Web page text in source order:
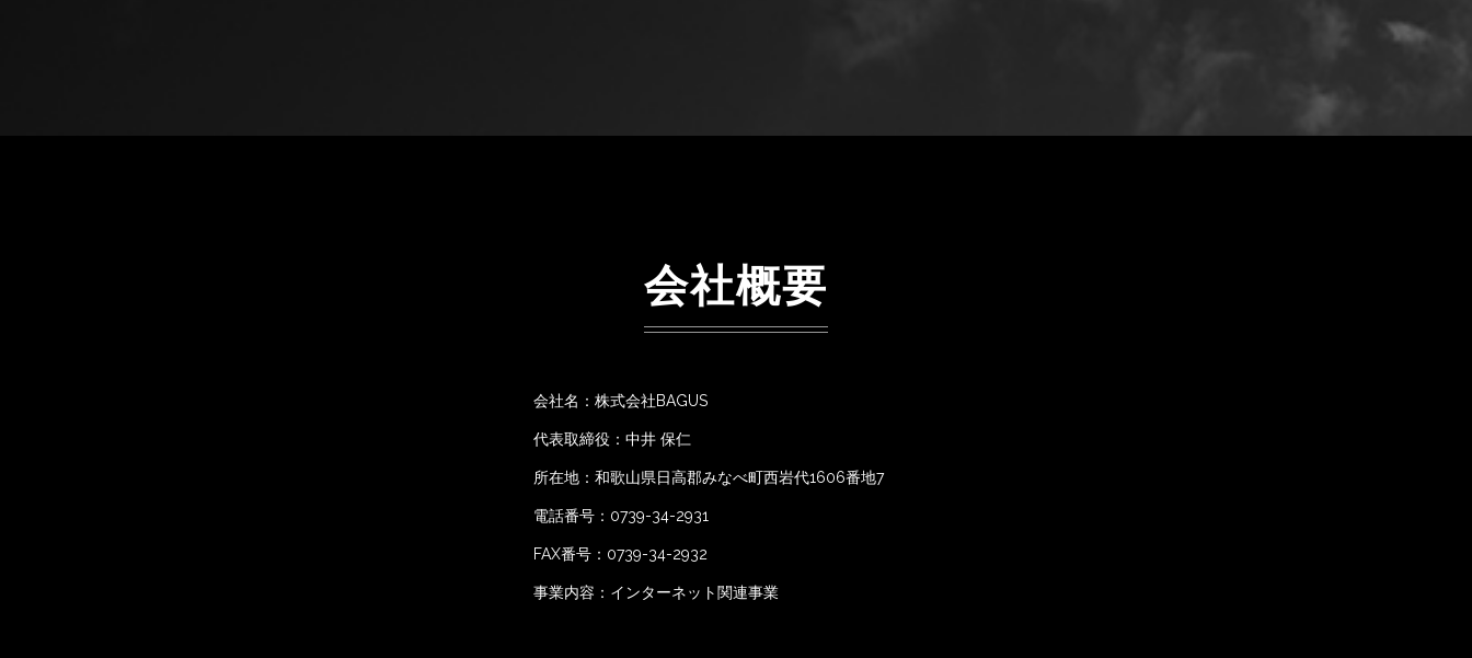
会社概要
会社名：株式会社BAGUS
代表取締役：中井 保仁
所在地：和歌山県日高郡みなべ町西岩代1606番地7
電話番号：0739-34-2931
FAX番号：0739-34-2932
事業内容：インターネット関連事業